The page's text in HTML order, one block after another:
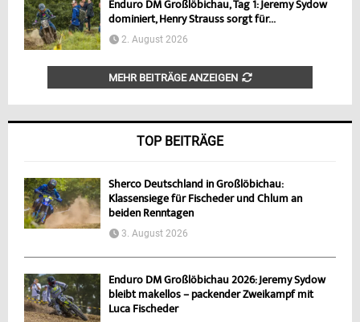
Enduro DM Großlöbichau, Tag 1: Jeremy Sydow
dominiert, Henry Strauss sorgt für...
2. August 2026
MEHR BEITRÄGE ANZEIGEN
TOP BEITRÄGE
Sherco Deutschland in Großlöbichau:
Klassensiege für Fischeder und Chlum an
beiden Renntagen
3. August 2026
Enduro DM Großlöbichau 2026: Jeremy Sydow
bleibt makellos – packender Zweikampf mit
Luca Fischeder